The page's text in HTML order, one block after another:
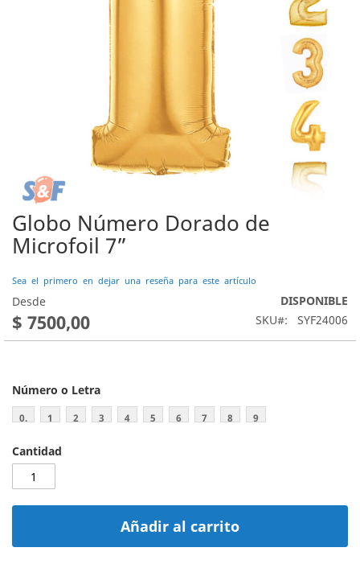
Globo Número Dorado de
Microfoil 7”
Sea el primero en dejar una reseña para este artículo
Desde
$ 7500,00
DISPONIBLE
SKU SYF24006
Número o Letra
0. 1 2 3 4 5 6 7 8 9
Cantidad
Añadir al carrito
Saltar
comienzo
la
galería
de
imágenes